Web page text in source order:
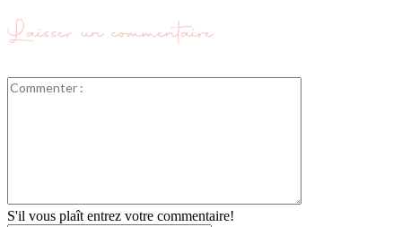
Laisser un commentaire
S'il vous plaît entrez votre commentaire!